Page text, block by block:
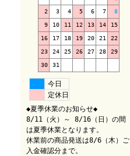
2 3 4 5 6 7 8
9 10 11 12 13 14 15
16 17 18 19 20 21 22
23 24 25 26 27 28 29
30 31
今日
定休日
◆夏季休業のお知らせ◆
8/11（火）～ 8/16（日）の間
は夏季休業となります。
休業前の商品発送は8/6（木）ご
入金確認分まで。